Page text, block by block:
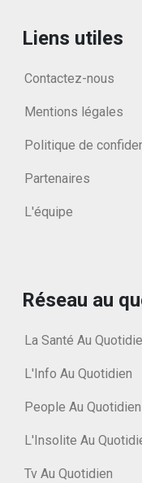
Liens utiles
Contactez-nous
Mentions légales
Politique de
Partenaires
L'équipe
Réseau au
La Santé Au
L'Info Au Quotidien
People Au Quotidien
L'Insolite Au
Tv Au Quotidien